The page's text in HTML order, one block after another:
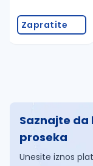
Zapratite
Saznajte da
proseka
Unesite iznos